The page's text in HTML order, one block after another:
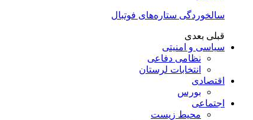
سالخوردگی ستاره‌های فوتبال
قبلی بعدی
سیاسی و امنیتی
نظامی دفاعی
انتخابات لرستان
اقتصادی
بورس
اجتماعی
محیط زیست